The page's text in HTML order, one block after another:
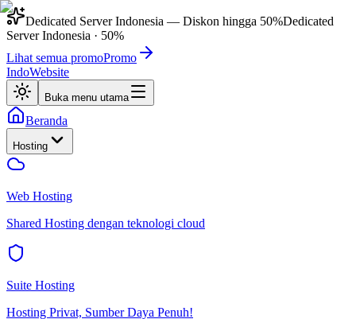
Dedicated Server Indonesia — Diskon hingga 50%Dedicated
Server Indonesia · 50%
Lihat semua promoPromo
IndoWebsite
Buka menu utama
Beranda
Hosting
Web Hosting
Shared Hosting dengan teknologi cloud
Suite Hosting
Hosting Privat, Sumber Daya Penuh!